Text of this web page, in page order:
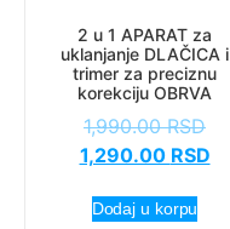
2 u 1 APARAT za
uklanjanje DLAČICA i
trimer za preciznu
korekciju OBRVA
1,990.00RSD
1,290.00 RSD
Dodaj u korpu